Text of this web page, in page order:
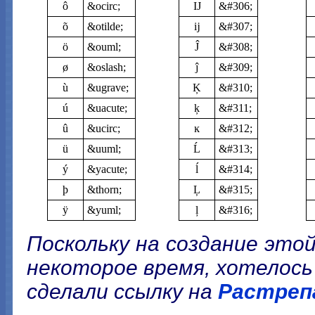
ô
&ocirc;
õ
&otilde;
ö
&ouml;
ø
&oslash;
ù
&ugrave;
ú
&uacute;
û
&ucirc;
ü
&uuml;
ý
&yacute;
þ
&thorn;
ÿ
&yuml;
Ĳ
&#306;
ĳ
&#307;
Ĵ
&#308;
ĵ
&#309;
Ķ
&#310;
ķ
&#311;
ĸ
&#312;
Ĺ
&#313;
ĺ
&#314;
Ļ
&#315;
ļ
&#316;
Поскольку на создание
некоторое время,
сделали ссылку на